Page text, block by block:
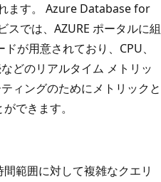
ます。 Azure Database for
では、AZURE ポータルに組
が用意されており、CPU、
どのリアルタイム メトリッ
ィングのためにメトリックと
できます。
範囲に対して複雑なクエリ